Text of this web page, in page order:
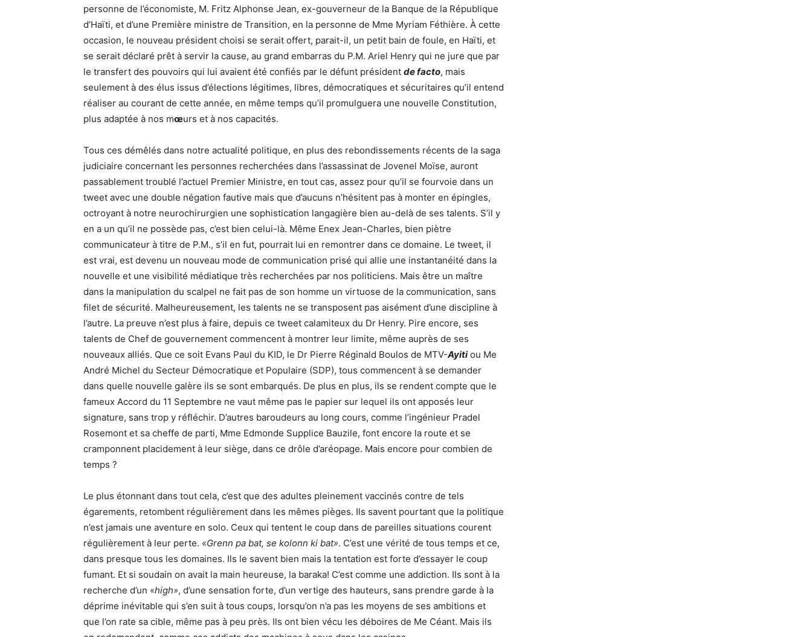
personne de l’économiste, M. Fritz Alphonse Jean, ex-gouverneur de la Banque de la République
d’Haïti, et d’une Première ministre de Transition, en la personne de Mme Myriam Féthière. À cette
occasion, le nouveau président choisi se serait offert, parait-il, un petit bain de foule, en Haïti, et
se serait déclaré prêt à servir la cause, au grand embarras du P.M. Ariel Henry qui ne jure que par
le transfert des pouvoirs qui lui avaient été confiés par le défunt président de facto, mais
seulement à des élus issus d’élections légitimes, libres, démocratiques et sécuritaires qu’il entend
réaliser au courant de cette année, en même temps qu’il promulguera une nouvelle Constitution,
plus adaptée à nos mœurs et à nos capacités.
Tous ces démêlés dans notre actualité politique, en plus des rebondissements récents de la saga
judiciaire concernant les personnes recherchées dans l’assassinat de Jovenel Moïse, auront
passablement troublé l’actuel Premier Ministre, en tout cas, assez pour qu’il se fourvoie dans un
tweet avec une double négation fautive mais que d’aucuns n’hésitent pas à monter en épingles,
octroyant à notre neurochirurgien une sophistication langagière bien au-delà de ses talents. S’il y
en a un qu’il ne possède pas, c’est bien celui-là. Même Enex Jean-Charles, bien piètre
communicateur à titre de P.M., s’il en fut, pourrait lui en remontrer dans ce domaine. Le tweet, il
est vrai, est devenu un nouveau mode de communication prisé qui allie une instantanéité dans la
nouvelle et une visibilité médiatique très recherchées par nos politiciens. Mais être un maître
dans la manipulation du scalpel ne fait pas de son homme un virtuose de la communication, sans
filet de sécurité. Malheureusement, les talents ne se transposent pas aisément d’une discipline à
l’autre. La preuve n’est plus à faire, depuis ce tweet calamiteux du Dr Henry. Pire encore, ses
talents de Chef de gouvernement commencent à montrer leur limite, même auprès de ses
nouveaux alliés. Que ce soit Evans Paul du KID, le Dr Pierre Réginald Boulos de MTV-Ayitiou Me
André Michel du Secteur Démocratique et Populaire (SDP), tous commencent à se demander
dans quelle nouvelle galère ils se sont embarqués. De plus en plus, ils se rendent compte que le
fameux Accord du 11 Septembre ne vaut même pas le papier sur lequel ils ont apposés leur
signature, sans trop y réfléchir. D’autres baroudeurs au long cours, comme l’ingénieur Pradel
Rosemont et sa cheffe de parti, Mme Edmonde Supplice Bauzile, font encore la route et se
cramponnent placidement à leur siège, dans ce drôle d’aréopage. Mais encore pour combien de
temps ?
Le plus étonnant dans tout cela, c’est que des adultes pleinement vaccinés contre de tels
égarements, retombent régulièrement dans les mêmes pièges. Ils savent pourtant que la politique
n’est jamais une aventure en solo. Ceux qui tentent le coup dans de pareilles situations courent
régulièrement à leur perte. «Grenn pa bat, se kolonn ki bat». C’est une vérité de tous temps et ce,
dans presque tous les domaines. Ils le savent bien mais la tentation est forte d’essayer le coup
fumant. Et si soudain on avait la main heureuse, la baraka! C’est comme une addiction. Ils sont à la
recherche d’un «high», d’une sensation forte, d’un vertige des hauteurs, sans prendre garde à la
déprime inévitable qui s’en suit à tous coups, lorsqu’on n’a pas les moyens de ses ambitions et
que l’on rate sa cible, même pas à peu près. Ils ont bien vécu les déboires de Me Céant. Mais ils